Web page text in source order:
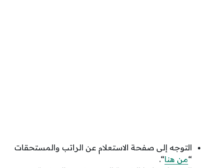
التوجه إلى صفحة الاستعلام عن الراتب والمستحقات
“من هنا“.